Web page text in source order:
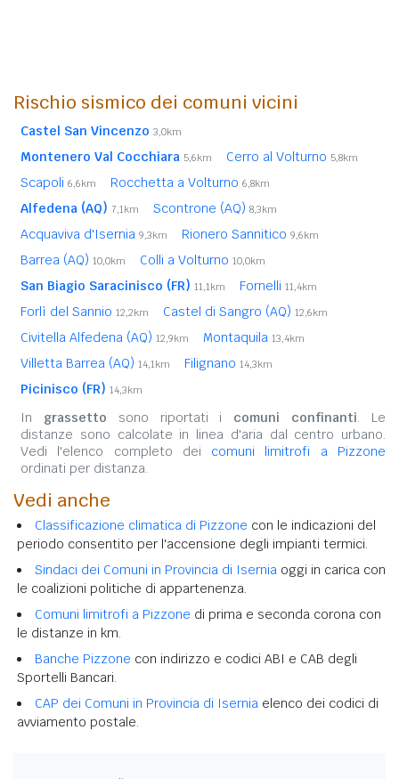
Rischio sismico dei comuni vicini
Castel San Vincenzo 3,0km
Montenero Val Cocchiara 5,6km Cerro al Volturno 5,8km
Scapoli 6,6km Rocchetta a Volturno 6,8km
Alfedena (AQ) 7,1km Scontrone (AQ) 8,3km
Acquaviva d'Isernia 9,3km Rionero Sannitico 9,6km
Barrea (AQ) 10,0km Colli a Volturno 10,0km
San Biagio Saracinisco (FR) 11,1km Fornelli 11,4km
Forlì del Sannio 12,2km Castel di Sangro (AQ) 12,6km
Civitella Alfedena (AQ) 12,9km Montaquila 13,4km
Villetta Barrea (AQ) 14,1km Filignano 14,3km
Picinisco (FR) 14,3km
In grassetto sono riportati i comuni confinanti. Le
distanze sono calcolate in linea d'aria dal centro urbano.
Vedi l'elenco completo dei comuni limitrofi a Pizzone
ordinati per distanza.
Vedi anche
Classificazione climatica di Pizzone con le indicazioni del
periodo consentito per l'accensione degli impianti termici.
Sindaci dei Comuni in Provincia di Isernia oggi in carica con
le coalizioni politiche di appartenenza.
Comuni limitrofi a Pizzone di prima e seconda corona con
le distanze in km.
Banche Pizzone con indirizzo e codici ABI e CAB degli
Sportelli Bancari.
CAP dei Comuni in Provincia di Isernia elenco dei codici di
avviamento postale.